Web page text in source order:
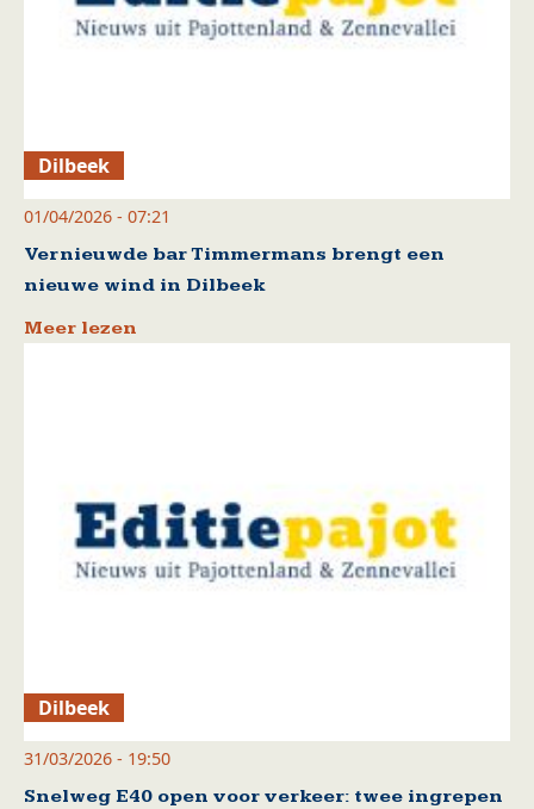
Dilbeek
01/04/2026 - 07:21
Vernieuwde bar Timmermans brengt een
nieuwe wind in Dilbeek
Meer lezen
Dilbeek
31/03/2026 - 19:50
Snelweg E40 open voor verkeer: twee ingrepen